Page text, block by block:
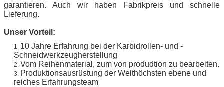
garantieren. Auch wir haben Fabrikpreis und schnelle
Lieferung.
Unser Vorteil:
1. 10 Jahre Erfahrung bei der Karbidrollen- und -
Schneidwerkzeugherstellung
2. Vom Reihenmaterial, zum von produdtion zu bearbeiten.
3.
Produktionsausrüstung der Welthöchsten ebene und
reiches Erfahrungsteam